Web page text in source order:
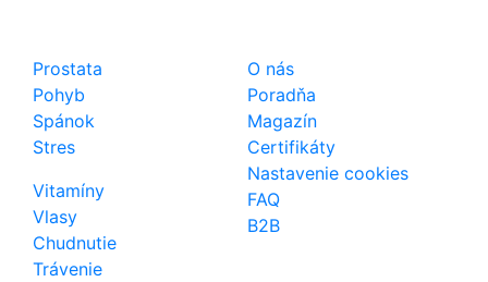
Prostata
Pohyb
Spánok
Stres
Vitamíny
Vlasy
Chudnutie
Trávenie
O nás
Poradňa
Magazín
Certifikáty
Nastavenie cookies
FAQ
B2B